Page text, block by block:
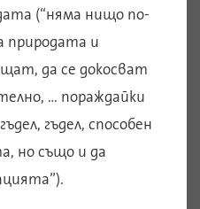
(“няма нищо по-
и
да се докосват
… пораждайки
гъдел, способен
но също и да